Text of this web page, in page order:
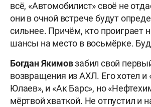
всё, «Автомобилист» своё не
они в очной встрече будут
сильнее. Причём, кто проиграет
шансы на место в восьмёрке.
Богдан Якимовзабил свой
возвращения из АХЛ. Его хотел и
Юлаев», и «Ак Барс», но
мёртвой хваткой. Не отпустил и